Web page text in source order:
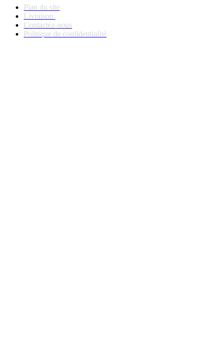
Plan du site
Livraison
Contactez-nous
Politique de confidentialité